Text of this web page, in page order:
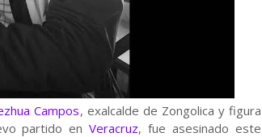
Campos, exalcalde de Zongolica y figura
partido enVeracruz, fue asesinado este